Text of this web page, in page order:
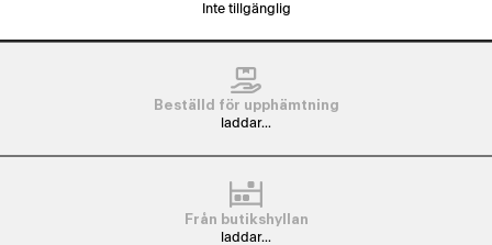
Inte tillgänglig
Beställd för upphämtning
laddar...
Från butikshyllan
laddar...